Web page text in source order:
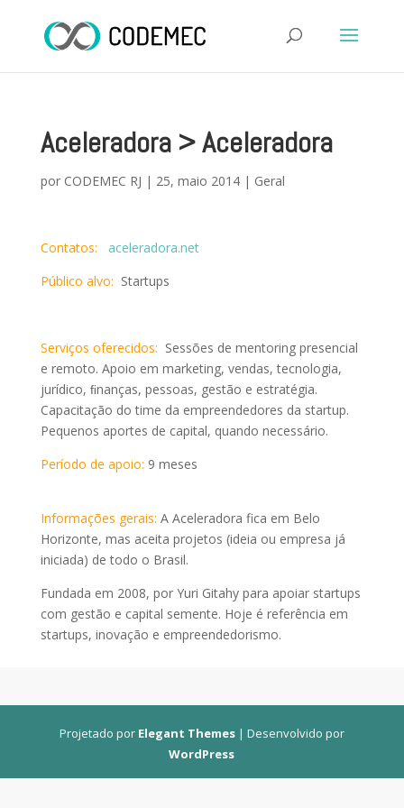
Aceleradora > Aceleradora
por CODEMEC RJ | 25, maio 2014| Geral
Contatos:
aceleradora.net
Público alvo: Startups
Serviços oferecidos: Sessões de mentoring presencial
e remoto. Apoio em marketing, vendas, tecnologia,
jurídico, ﬁnanças, pessoas, gestão e estratégia.
Capacitação do time da empreendedores da startup.
Pequenos aportes de capital, quando necessário.
Período de apoio: 9 meses
Informações gerais: A Aceleradora fica em Belo
Horizonte, mas aceita projetos (ideia ou empresa já
iniciada) de todo o Brasil.
Fundada em 2008, por Yuri Gitahy para apoiar startups
com gestão e capital semente. Hoje é referência em
startups, inovação e empreendedorismo.
Projetado por Elegant Themes| Desenvolvido por
WordPress